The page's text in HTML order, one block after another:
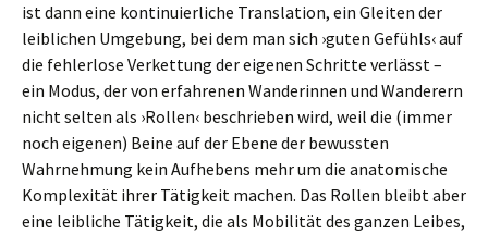
ist dann eine kontinuierliche Translation, ein Gleiten der
leiblichen Umgebung, bei dem man sich ›guten Gefühls‹ auf
die fehlerlose Verkettung der eigenen Schritte verlässt –
ein Modus, der von erfahrenen Wanderinnen und Wanderern
nicht selten als ›Rollen‹ beschrieben wird, weil die (immer
noch eigenen) Beine auf der Ebene der bewussten
Wahrnehmung kein Aufhebens mehr um die anatomische
Komplexität ihrer Tätigkeit machen. Das Rollen bleibt aber
eine leibliche Tätigkeit, die als Mobilität des ganzen Leibes,